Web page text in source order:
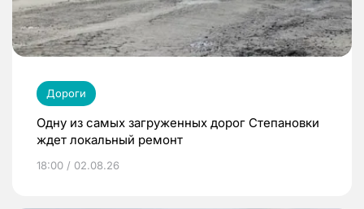
Дороги
Одну из самых загруженных дорог Степановки
ждет локальный ремонт
18:00 / 02.08.26